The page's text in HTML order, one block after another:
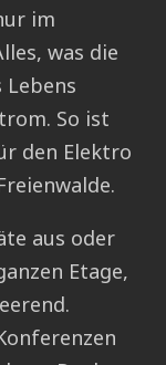
im
was die
So ist
den Elektro
aus oder
Etage,